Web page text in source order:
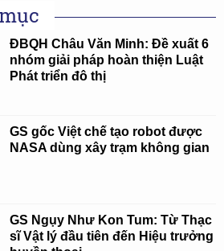
ĐBQH Châu Văn Minh: Đề xuất 6
nhóm giải pháp hoàn thiện Luật
Phát triển đô thị
GS gốc Việt chế tạo robot được
NASA dùng xây trạm không gian
GS Ngụy Như Kon Tum: Từ Thạc
sĩ Vật lý đầu tiên đến Hiệu trưởng